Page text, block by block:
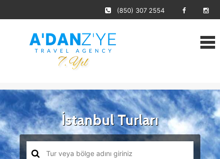
(850) 307 2554
İstanbul Turları